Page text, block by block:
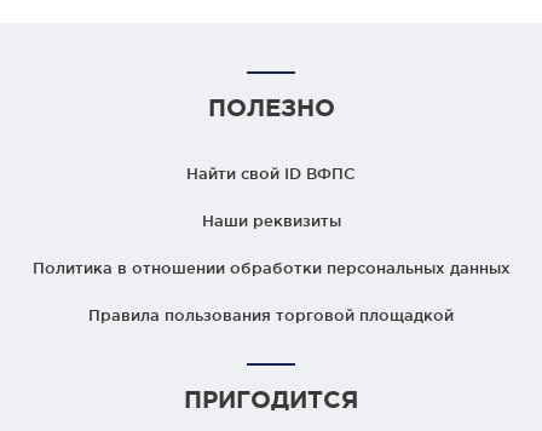
ПОЛЕЗНО
Найти свой ID ВФПС
Наши реквизиты
Политика в отношении обработки персональных данных
Правила пользования торговой площадкой
ПРИГОДИТСЯ